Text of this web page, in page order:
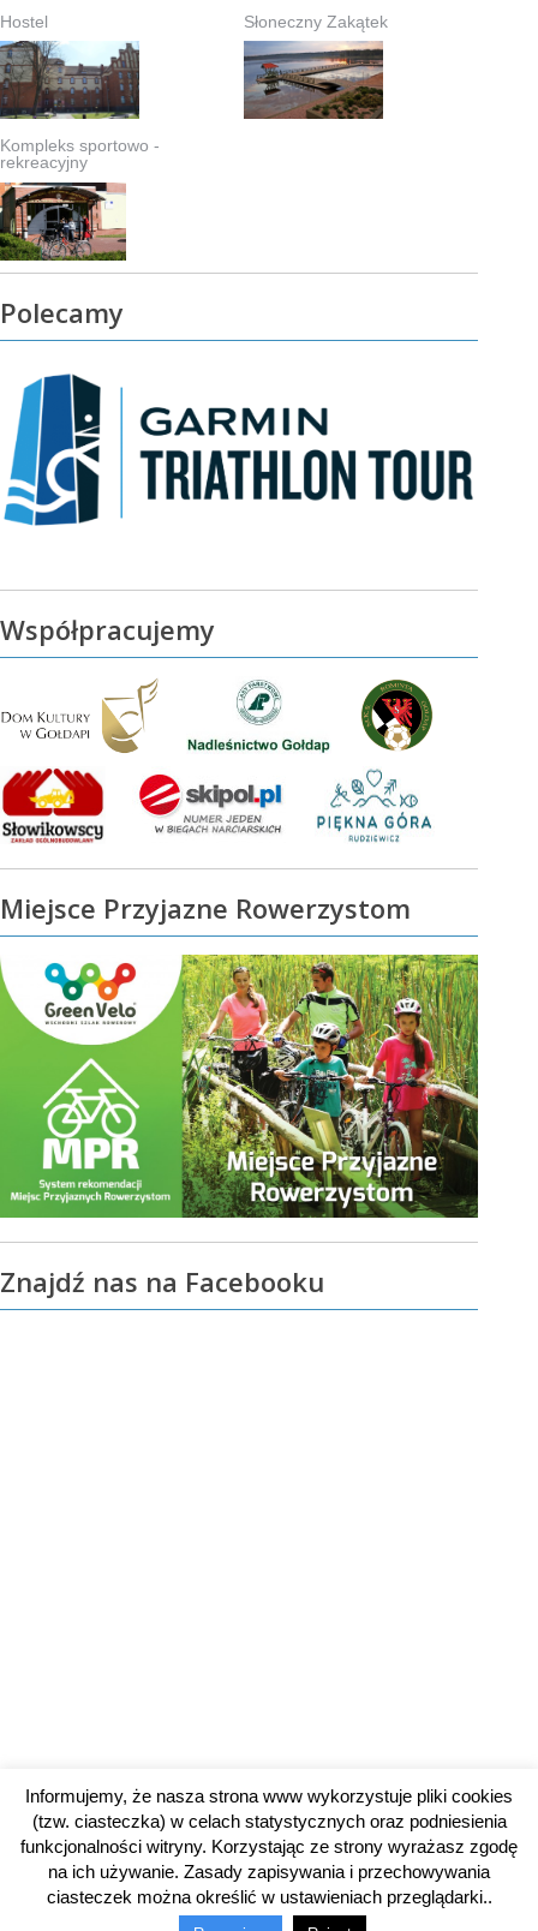
Hostel Słoneczny Zakątek
Kompleks sportowo -
rekreacyjny
Polecamy
Współpracujemy
Miejsce Przyjazne Rowerzystom
Znajdź nas na Facebooku
© 2014-2025 OSiR w Gołdapi. Wszelkie prawa zastrzeżone.
Informujemy, że nasza strona www wykorzystuje pliki cookies
(tzw. ciasteczka) w celach statystycznych oraz podniesienia
funkcjonalności witryny. Korzystając ze strony wyrażasz zgodę
na ich używanie. Zasady zapisywania i przechowywania
ciasteczek można określić w ustawieniach przeglądarki..